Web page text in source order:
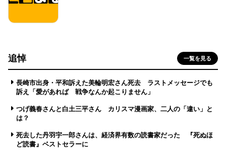
追悼 一覧を見る
長崎市出身・平和訴えた美輪明宏さん死去 ラストメッセージでも
訴え「愛があれば 戦争なんか起こりません」
つげ義春さんと白土三平さん カリスマ漫画家、二人の「違い」と
は？
死去した丹羽宇一郎さんは、経済界有数の読書家だった 『死ぬほ
ど読書』ベストセラーに